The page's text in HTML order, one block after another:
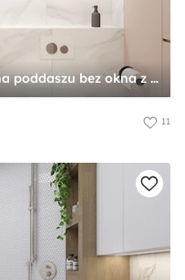
KLASYCZNA elegancja - Mała na poddaszu bez okna z lustrem łazienka, styl tradycyjny - zdjęcie od 2xKO Studio
11